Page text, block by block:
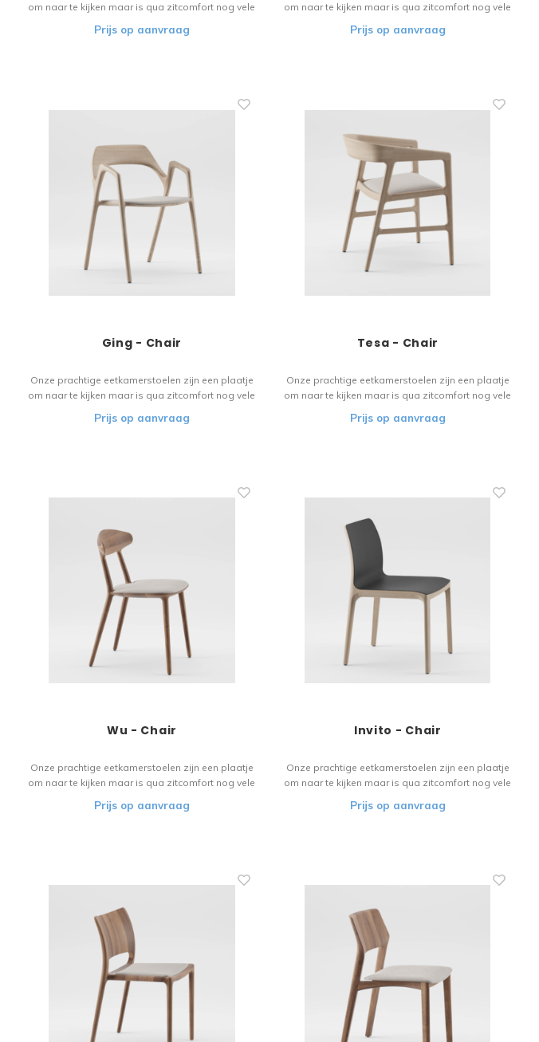
om naar te kijken maar is qua zitcomfort nog vele
het verfijnde design. Een stoel voor de liefhebber!
Prijs op aanvraag
om naar te kijken maar is qua zitcomfort nog vele
het verfijnde design. Een stoel voor de liefhebber!
Prijs op aanvraag
Ging - Chair
Onze prachtige eetkamerstoelen zijn een plaatje
om naar te kijken maar is qua zitcomfort nog vele
het verfijnde design. Een stoel voor de liefhebber!
Prijs op aanvraag
Tesa - Chair
Onze prachtige eetkamerstoelen zijn een plaatje
om naar te kijken maar is qua zitcomfort nog vele
het verfijnde design. Een stoel voor de liefhebber!
Prijs op aanvraag
Wu - Chair
Onze prachtige eetkamerstoelen zijn een plaatje
om naar te kijken maar is qua zitcomfort nog vele
het verfijnde design. Een stoel voor de liefhebber!
Prijs op aanvraag
Invito - Chair
Onze prachtige eetkamerstoelen zijn een plaatje
om naar te kijken maar is qua zitcomfort nog vele
het verfijnde design. Een stoel voor de liefhebber!
Prijs op aanvraag